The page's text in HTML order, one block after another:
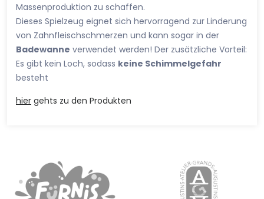
Massenproduktion zu schaffen.
Dieses Spielzeug eignet sich hervorragend zur Linderung
von Zahnfleischschmerzen und kann sogar in der
Badewanne verwendet werden! Der zusätzliche Vorteil:
Es gibt kein Loch, sodass keine Schimmelgefahr
besteht
hier gehts zu den Produkten